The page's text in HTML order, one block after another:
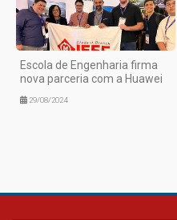
Escola de Engenharia firma
nova parceria com a Huawei
29/08/2024